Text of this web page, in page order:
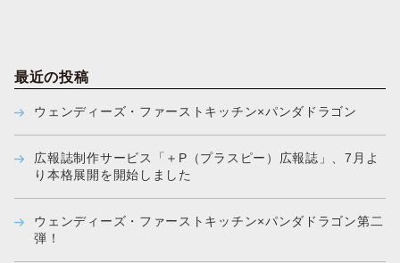
ン
最近の投稿
ウェンディーズ・ファーストキッチン×パンダドラゴン
広報誌制作サービス「＋P（プラスピー）広報誌」、7月よ
り本格展開を開始しました
ウェンディーズ・ファーストキッチン×パンダドラゴン第二
弾！